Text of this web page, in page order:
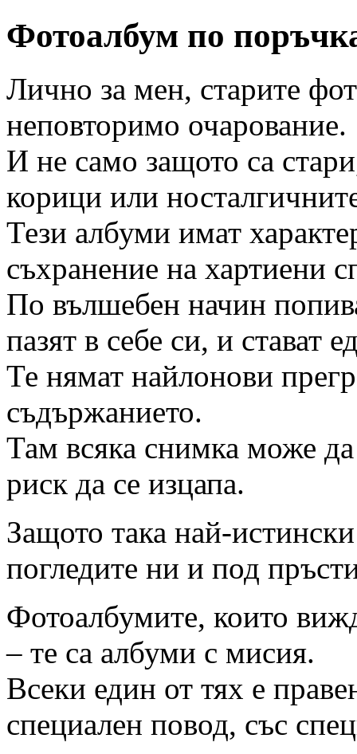
Фотоалбум по
Лично за мен, старите
неповторимо очарование.
И не само защото са
корици или
Тези албуми имат
съхранение на хартиени
По вълшебен начин
пазят в себе си, и стават
Те нямат найлонови
съдържанието.
Там всяка снимка може
риск да се изцапа.
Защото така най-
погледите ни и под
Фотоалбумите, които
– те са албуми с мисия.
Всеки един от тях е
специален повод, със